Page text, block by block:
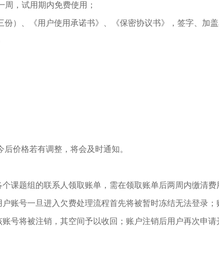
，试用期内免费使用；
、《用户使用承诺书》、《保密协议书》，签字、加
价格若有调整，将会及时通知。
课题组的联系人领取账单，需在领取账单后两周内缴清
账号一旦进入欠费处理流程首先将被暂时冻结无法登录
号将被注销，其空间予以收回；账户注销后用户再次申